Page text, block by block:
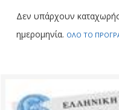
Δεν υπάρχουν
ημερομηνία. ΟΛΟ ΤΟ